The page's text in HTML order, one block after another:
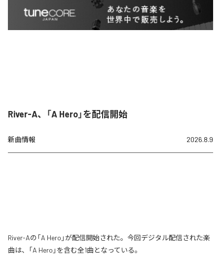
River-A、「A Hero」を配信開始
新曲情報 2026.8.9
River-Aの「A Hero」が配信開始された。今回デジタル配信された楽
曲は、「A Hero」を含む全1曲となっている。